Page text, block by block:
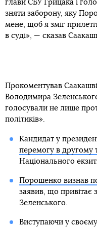
глави СБУ Грицака і
зняти заборону, яку
мене, щоб я зміг
в суді», — сказав
Прокоментував
Володимира
голосували не лише
політиків».
Кандидат у
перемогу в другому
Національного
Порошенко визнав
заявив, що
Зеленського.
Виступаючи у